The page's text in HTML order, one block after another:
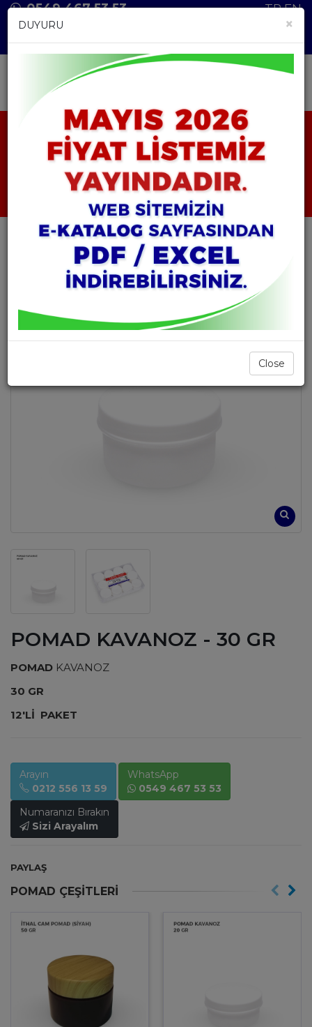
0549 467 53 53 TREN
ANASAYFA ÜRÜNLER
POMAD ÇEŞİTLERİ
POMAD KAVANOZ - 30 GR
POMAD KAVANOZ - 30 GR
POMAD KAVANOZ - 30 GR
POMAD KAVANOZ
30 GR
12'Lİ PAKET
Arayın
0212 556 13 59
WhatsApp
0549 467 53 53
Numaranızı Bırakın
Sizi Arayalım
PAYLAŞ
POMAD ÇEŞİTLERİ
×
DUYURU
Close